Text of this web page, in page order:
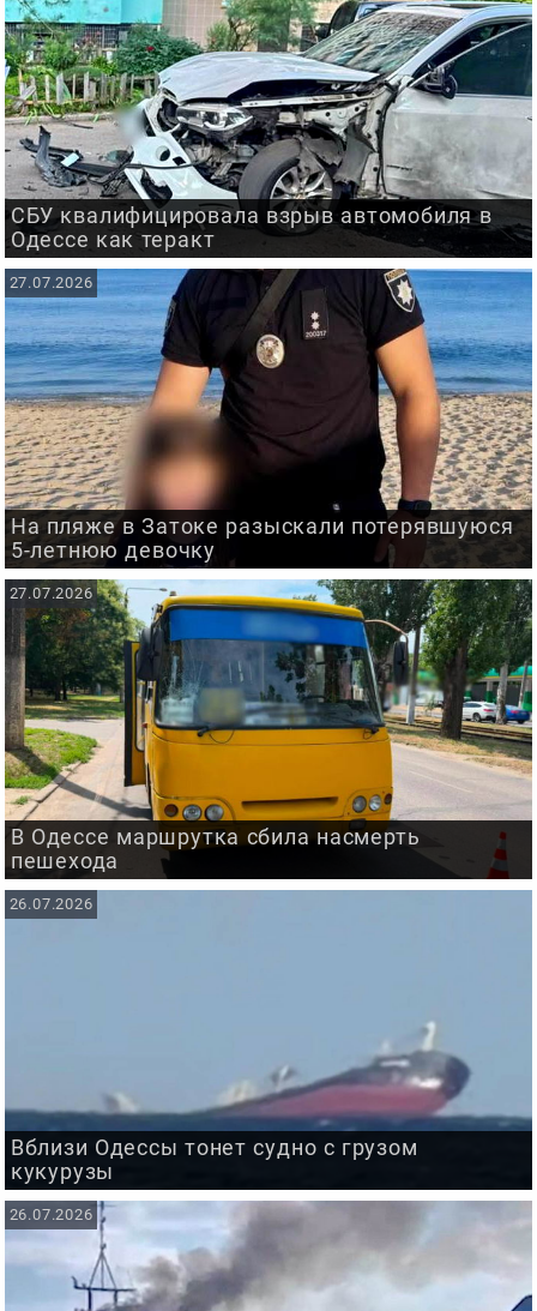
СБУ квалифицировала взрыв автомобиля в
Одессе как теракт
На пляже в Затоке разыскали потерявшуюся
5-летнюю девочку
27.07.2026
В Одессе маршрутка сбила насмерть
пешехода
27.07.2026
Вблизи Одессы тонет судно с грузом
кукурузы
26.07.2026
26.07.2026